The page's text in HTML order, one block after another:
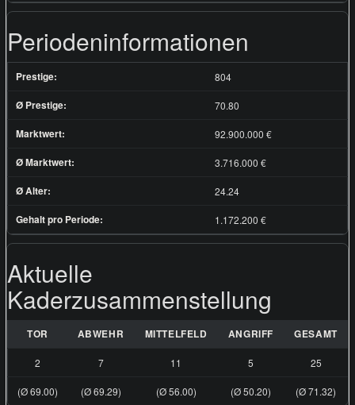
Periodeninformationen
Prestige: 804
Ø Prestige: 70.80
Marktwert: 92.900.000 €
Ø Marktwert: 3.716.000 €
Ø Alter: 24.24
Gehalt pro Periode: 1.172.200 €
Aktuelle
Kaderzusammenstellung
TOR ABWEHR MITTELFELD ANGRIFF GESAMT
2 7 11 5 25
(Ø 69.00) (Ø 69.29) (Ø 56.00) (Ø 50.20) (Ø 71.32)